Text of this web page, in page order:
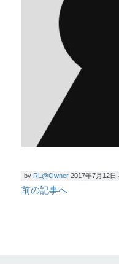
by RL@Owner 2017年7月12日
前の記事へ